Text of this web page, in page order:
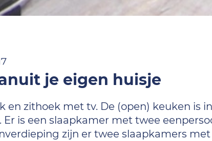
je eigen huisje
en zithoek met tv. De (open) keuken is
is een slaapkamer met twee
zijn er twee slaapkamers